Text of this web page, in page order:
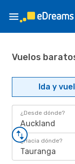
Vuelos
Ida y
¿Desde dónde?
Auckland
¿Hacia dónde?
Tauranga